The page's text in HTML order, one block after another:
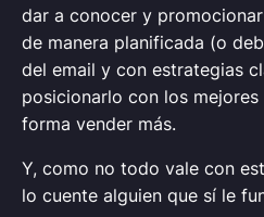
dar a conocer y
de manera planificada (o
del email y con estrategias
posicionarlo con los
forma vender más.
Y, como no todo vale con
lo cuente alguien que sí le